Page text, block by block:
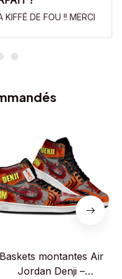
KIFFÉ DE FOU !! MERCI
Baskets montantes Air
Jordan Denji –